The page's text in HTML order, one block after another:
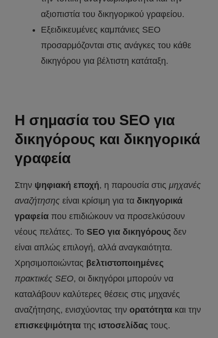
αξιοπιστία του δικηγορικού γραφείου.
Εξειδικευμένες καμπάνιες SEO
προσαρμόζονται στις ανάγκες του κάθε
δικηγόρου για βέλτιστη κατάταξη.
Η σημασία του SEO για
δικηγόρους και δικηγορικά
γραφεία
Στην ψηφιακή εποχή, η παρουσία στις μηχανές
αναζήτησης είναι κρίσιμη για τα δικηγορικά
γραφεία που επιδιώκουν να προσελκύσουν
νέους πελάτες. Το SEO για δικηγόρους δεν
είναι απλώς επιλογή, αλλά αναγκαιότητα.
Χρησιμοποιώντας βελτιστοποιημένες
πρακτικές SEO, οι δικηγόροι μπορούν να
καταλάβουν καλύτερες θέσεις στις μηχανές
αναζήτησης, ενισχύοντας την ορατότητα και την
επισκεψιμότητα της ιστοσελίδας τους.